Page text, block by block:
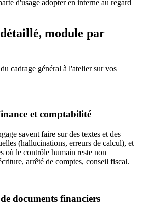
d'usage adopter en interne au regard
module par
cadrage général à l'atelier sur vos
et comptabilité
savent faire sur des textes et des
(hallucinations, erreurs de calcul), et
où le contrôle humain reste non
arrêté de comptes, conseil fiscal.
documents financiers